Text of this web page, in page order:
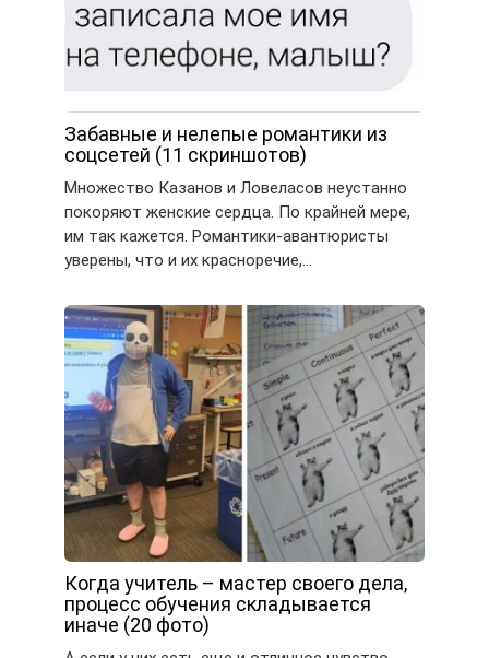
Забавные и нелепые романтики из
соцсетей (11 скриншотов)
Множество Казанов и Ловеласов неустанно
покоряют женские сердца. По крайней мере,
им так кажется. Романтики-авантюристы
уверены, что и их красноречие,…
Когда учитель – мастер своего дела,
процесс обучения складывается
иначе (20 фото)